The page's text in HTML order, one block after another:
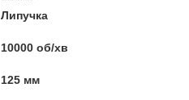
Липучка
10000 об/хв
125 мм